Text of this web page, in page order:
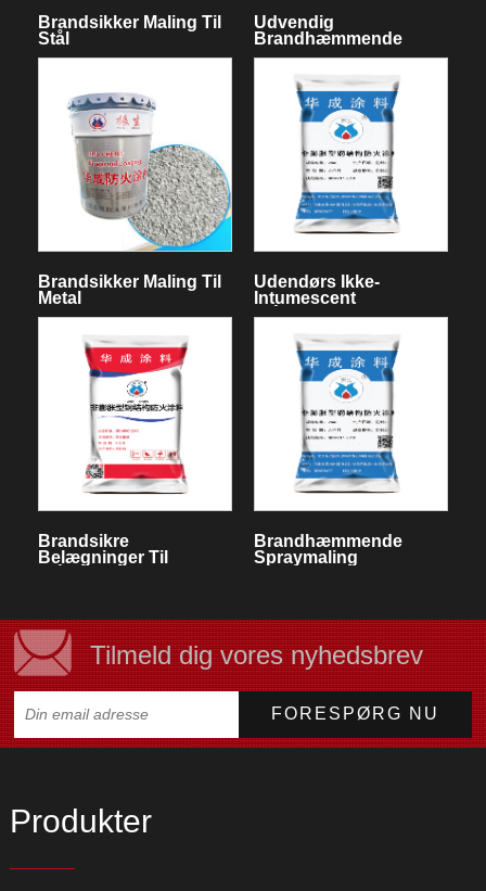
Brandsikker Maling Til
Stål
Udvendig
Brandhæmmende
Maling
Brandsikker Maling Til
Metal
Udendørs Ikke-
Intumescent
Stålstruktur Firefast
Brandsikre
Belægninger Til
Brandhæmmende
Spraymaling
Tilmeld dig vores nyhedsbrev
Produkter